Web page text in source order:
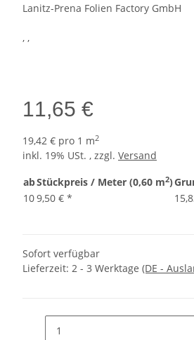
Lanitz-Prena Folien Factory GmbH
, ,
11,65 €
19,42 € pro 1 m2
inkl. 19% USt. , zzgl. Versand
abStückpreis / Meter (0,60 m2)
109,50 € *
Sofort verfügbar
Lieferzeit: 2 - 3 Werktage (DE -